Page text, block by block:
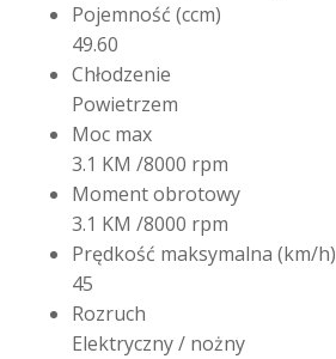
Pojemność (ccm)
49.60
Chłodzenie
Powietrzem
Moc max
3.1 KM /8000 rpm
Moment obrotowy
3.1 KM /8000 rpm
Prędkość maksymalna (km/h)
45
Rozruch
Elektryczny / nożny